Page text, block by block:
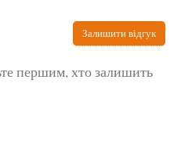
Залишити відгук
першим, хто залишить